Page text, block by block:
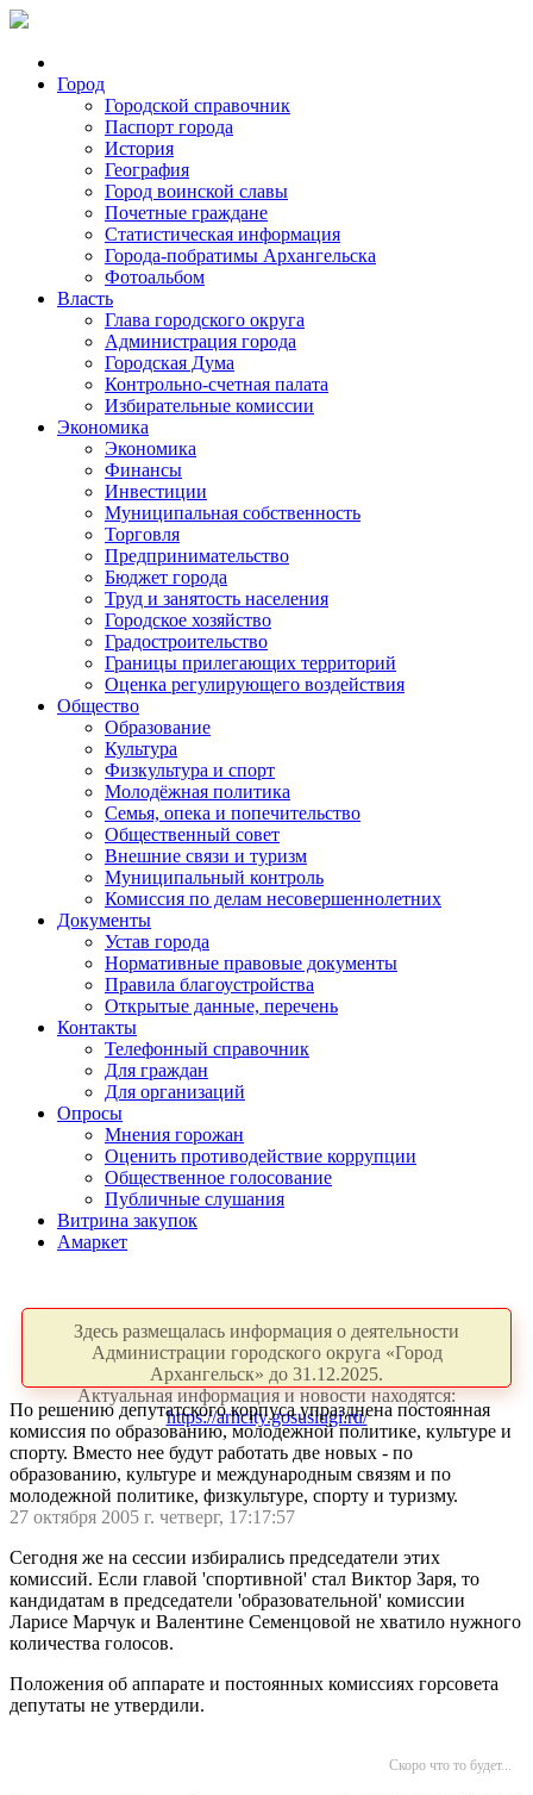
Город
Городской справочник
Паспорт города
История
География
Город воинской славы
Почетные граждане
Статистическая информация
Города-побратимы Архангельска
Фотоальбом
Власть
Глава городского округа
Администрация города
Городская Дума
Контрольно-счетная палата
Избирательные комиссии
Экономика
Экономика
Финансы
Инвестиции
Муниципальная собственность
Торговля
Предпринимательство
Бюджет города
Труд и занятость населения
Городское хозяйство
Градостроительство
Границы прилегающих территорий
Оценка регулирующего воздействия
Общество
Образование
Культура
Физкультура и спорт
Молодёжная политика
Семья, опека и попечительство
Общественный совет
Внешние связи и туризм
Муниципальный контроль
Комиссия по делам несовершеннолетних
Документы
Устав города
Нормативные правовые документы
Правила благоустройства
Открытые данные, перечень
Контакты
Телефонный справочник
Для граждан
Для организаций
Опросы
Мнения горожан
Оценить противодействие коррупции
Общественное голосование
Публичные слушания
Витрина закупок
Амаркет
Здесь размещалась информация о деятельности
Администрации городского округа «Город
Архангельск» до 31.12.2025.
Актуальная информация и новости находятся:
https://arhcity.gosuslugi.ru/
По решению депутатского корпуса упразднена постоянная
комиссия по образованию, молодежной политике, культуре и
спорту. Вместо нее будут работать две новых - по
образованию, культуре и международным связям и по
молодежной политике, физкультуре, спорту и туризму.
27 октября 2005 г. четверг, 17:17:57
Сегодня же на сессии избирались председатели этих
комиссий. Если главой 'спортивной' стал Виктор Заря, то
кандидатам в председатели 'образовательной' комиссии
Ларисе Марчук и Валентине Семенцовой не хватило нужного
количества голосов.
Положения об аппарате и постоянных комиссиях горсовета
депутаты не утвердили.
Скоро что то будет...